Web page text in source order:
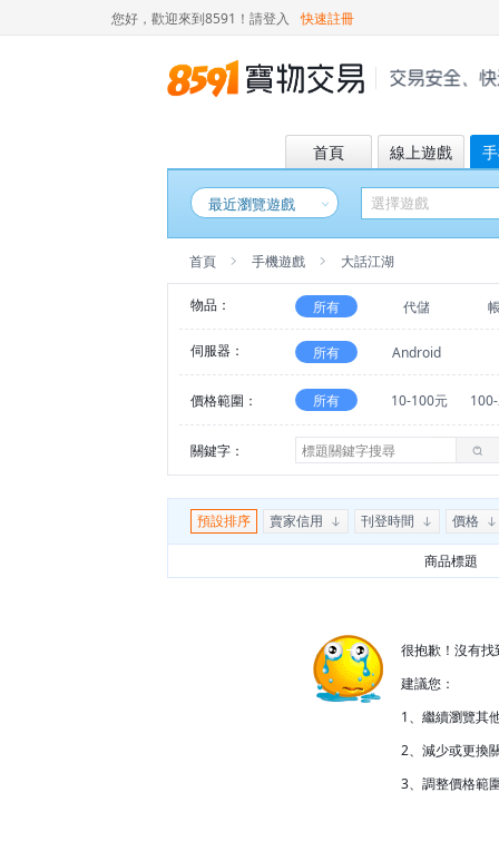
您好，歡迎來到8591！ 請登入 快速註冊
首頁 線上遊戲
最近瀏覽遊戲
首頁 手機遊戲 大話江湖
物品： 所有 代儲
伺服器： 所有 Android
價格範圍： 所有 10-100元
關鍵字：
預設排序 賣家信用 刊登時間 價格
商品標題
很抱歉！沒有
建議您：
1、繼續瀏覽其
2、減少或更換
3、調整價格範